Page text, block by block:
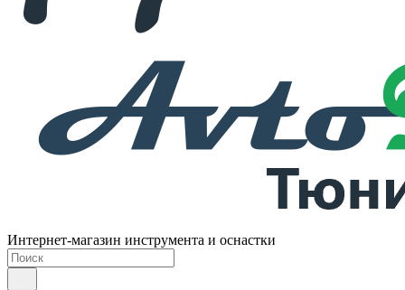
Интернет-магазин инструмента и оснастки